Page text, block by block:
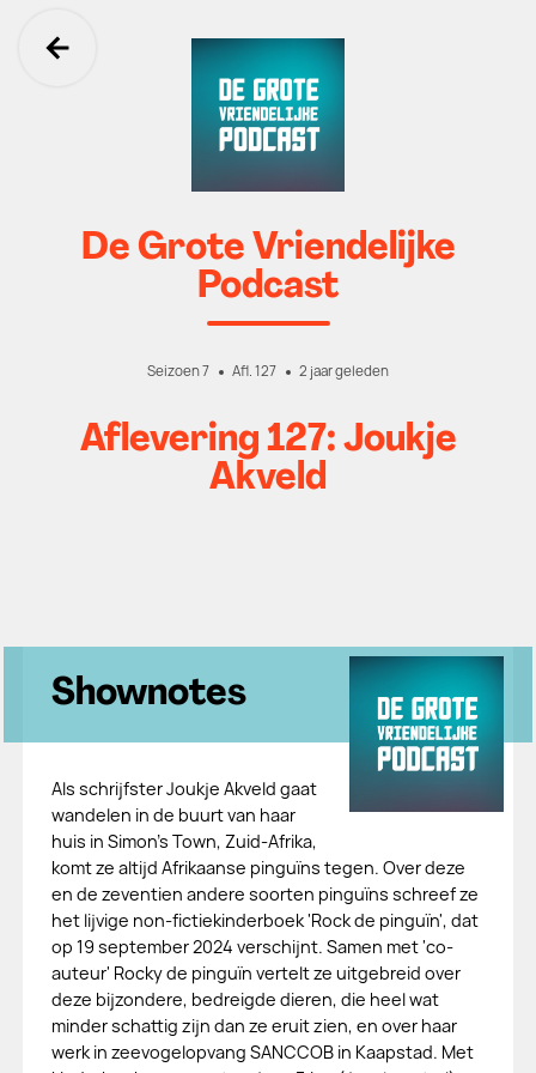
Ga terug
De Grote Vriendelijke
Podcast
Seizoen 7 Afl. 127 2 jaar geleden
Aflevering 127: Joukje
Akveld
Shownotes
Als schrijfster Joukje Akveld gaat
wandelen in de buurt van haar
huis in Simon's Town, Zuid-Afrika,
komt ze altijd Afrikaanse pinguïns tegen. Over deze
en de zeventien andere soorten pinguïns schreef ze
het lijvige non-fictiekinderboek 'Rock de pinguïn', dat
op 19 september 2024 verschijnt. Samen met 'co-
auteur' Rocky de pinguïn vertelt ze uitgebreid over
deze bijzondere, bedreigde dieren, die heel wat
minder schattig zijn dan ze eruit zien, en over haar
werk in zeevogelopvang SANCCOB in Kaapstad. Met